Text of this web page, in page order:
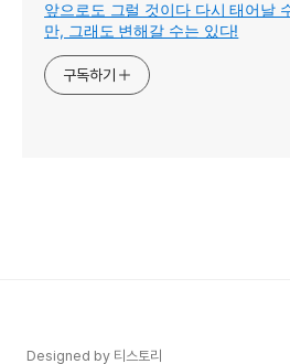
앞으로도 그럴 것이다 다시 태어날
만, 그래도 변해갈 수는 있다!
구독하기
Designed by 티스토리